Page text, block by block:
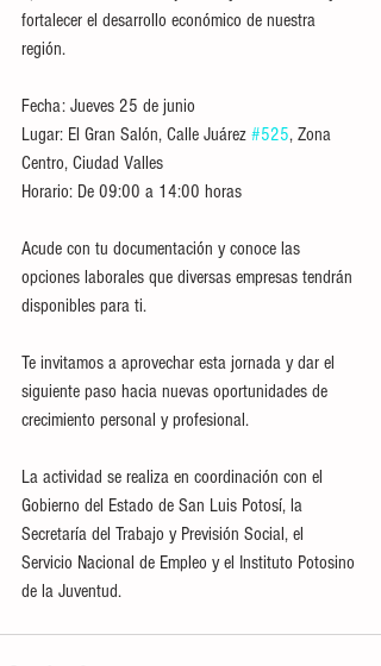
fortalecer el desarrollo económico de nuestra
región.
Fecha: Jueves 25 de junio
Lugar: El Gran Salón, Calle Juárez #525, Zona
Centro, Ciudad Valles
Horario: De 09:00 a 14:00 horas
Acude con tu documentación y conoce las
opciones laborales que diversas empresas tendrán
disponibles para ti.
Te invitamos a aprovechar esta jornada y dar el
siguiente paso hacia nuevas oportunidades de
crecimiento personal y profesional.
La actividad se realiza en coordinación con el
Gobierno del Estado de San Luis Potosí, la
Secretaría del Trabajo y Previsión Social, el
Servicio Nacional de Empleo y el Instituto Potosino
de la Juventud.